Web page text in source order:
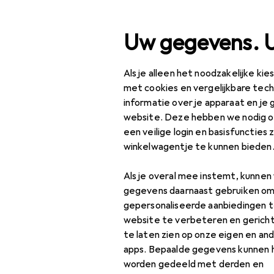
Uw gegevens.
Als je alleen het noodzakelijke
met cookies en vergelijkbare
informatie over je apparaat en je
website. Deze hebben we nodig
een veilige login en basisfuncties
winkelwagentje te kunnen bieden.
Als je overal mee instemt,
gegevens daarnaast gebruiken
gepersonaliseerde aanbiedingen
website te verbeteren en
te laten zien op onze eigen en
apps. Bepaalde gegevens kunnen
worden gedeeld met derden en
Productassortiment Sport
Accessoires
Vind passende